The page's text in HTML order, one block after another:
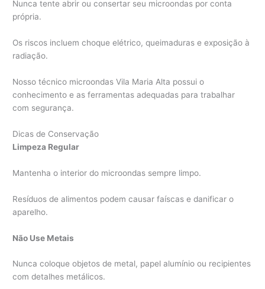
Nunca tente abrir ou consertar seu microondas por conta
própria.
Os riscos incluem choque elétrico, queimaduras e exposição à
radiação.
Nosso técnico microondas Vila Maria Alta possui o
conhecimento e as ferramentas adequadas para trabalhar
com segurança.
Dicas de Conservação
Limpeza Regular
Mantenha o interior do microondas sempre limpo.
Resíduos de alimentos podem causar faíscas e danificar o
aparelho.
Não Use Metais
Nunca coloque objetos de metal, papel alumínio ou recipientes
com detalhes metálicos.